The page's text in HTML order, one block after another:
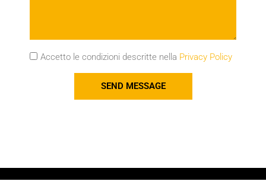
Accetto le condizioni descritte nella Privacy Policy
SEND MESSAGE